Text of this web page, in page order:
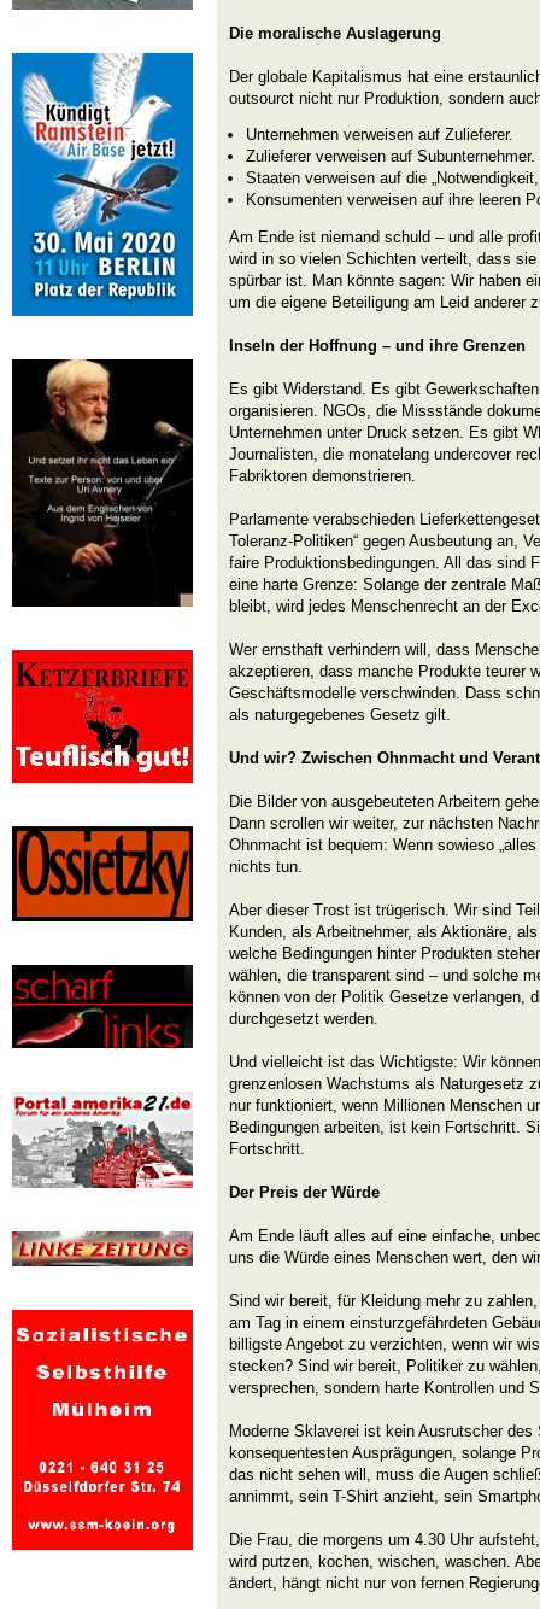
Die moralische Auslagerung
Der globale Kapitalismus hat eine
outsourct nicht nur Produktion, sondern
Unternehmen verweisen auf Zulieferer.
Zulieferer verweisen auf Subunternehmer.
Staaten verweisen auf die
Konsumenten verweisen auf ihre leeren
Am Ende ist niemand schuld – und alle
wird in so vielen Schichten verteilt, dass
spürbar ist. Man könnte sagen: Wir haben
um die eigene Beteiligung am Leid anderer
Inseln der Hoffnung – und ihre Grenzen
Es gibt Widerstand. Es gibt
organisieren. NGOs, die Missstände
Unternehmen unter Druck setzen. Es gibt
Journalisten, die monatelang undercover
Fabriktoren demonstrieren.
Parlamente verabschieden
Toleranz-Politiken“ gegen Ausbeutung an,
faire Produktionsbedingungen. All das sind
eine harte Grenze: Solange der zentrale
bleibt, wird jedes Menschenrecht an der
Wer ernsthaft verhindern will, dass
akzeptieren, dass manche Produkte teurer
Geschäftsmodelle verschwinden. Dass
als naturgegebenes Gesetz gilt.
Und wir? Zwischen Ohnmacht und
Die Bilder von ausgebeuteten Arbeitern
Dann scrollen wir weiter, zur nächsten
Ohnmacht ist bequem: Wenn sowieso
nichts tun.
Aber dieser Trost ist trügerisch. Wir sind
Kunden, als Arbeitnehmer, als Aktionäre,
welche Bedingungen hinter Produkten
wählen, die transparent sind – und solche
können von der Politik Gesetze verlangen,
durchgesetzt werden.
Und vielleicht ist das Wichtigste: Wir
grenzenlosen Wachstums als Naturgesetz
nur funktioniert, wenn Millionen Menschen
Bedingungen arbeiten, ist kein Fortschritt.
Fortschritt.
Der Preis der Würde
Am Ende läuft alles auf eine einfache,
uns die Würde eines Menschen wert, den
Sind wir bereit, für Kleidung mehr zu
am Tag in einem einsturzgefährdeten
billigste Angebot zu verzichten, wenn wir
stecken? Sind wir bereit, Politiker zu
versprechen, sondern harte Kontrollen und
Moderne Sklaverei ist kein Ausrutscher
konsequentesten Ausprägungen, solange
das nicht sehen will, muss die Augen
annimmt, sein T-Shirt anzieht, sein
Die Frau, die morgens um 4.30 Uhr
wird putzen, kochen, wischen, waschen.
ändert, hängt nicht nur von fernen